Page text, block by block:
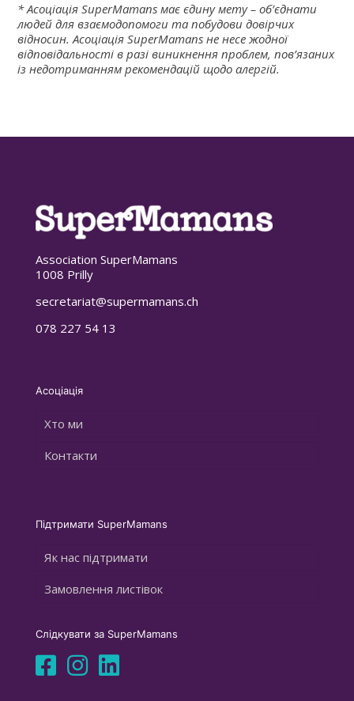
* Асоціація SuperMamans має єдину мету – об’єднати
людей для взаємодопомоги та побудови довірчих
відносин. Асоціація SuperMamans не несе жодної
відповідальності в разі виникнення проблем, пов’язаних
із недотриманням рекомендацій щодо алергій.
Association SuperMamans
1008 Prilly
secretariat@supermamans.ch
078 227 54 13
Асоціація
Хто ми
Контакти
Підтримати SuperMamans
Як нас підтримати
Замовлення листівок
Слідкувати за SuperMamans